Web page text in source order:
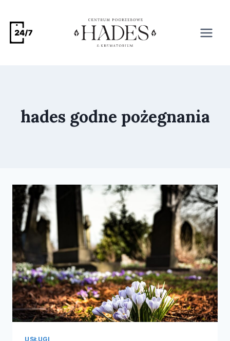
hades godne pożegnania
USŁUGI